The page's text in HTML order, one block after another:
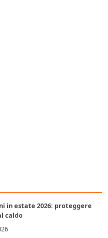
in estate 2026: proteggere
caldo